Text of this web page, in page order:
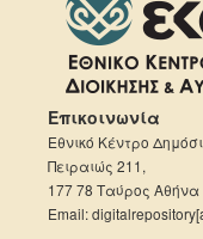
Επικοινωνία
Εθνικό Κέντρο
Πειραιώς 211,
177 78 Ταύρος Αθήνα
Email: